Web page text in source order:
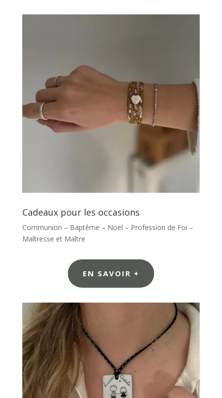
Cadeaux pour les occasions
Communion – Baptême – Noël – Profession de Foi –
Maîtresse et Maître
EN SAVOIR +